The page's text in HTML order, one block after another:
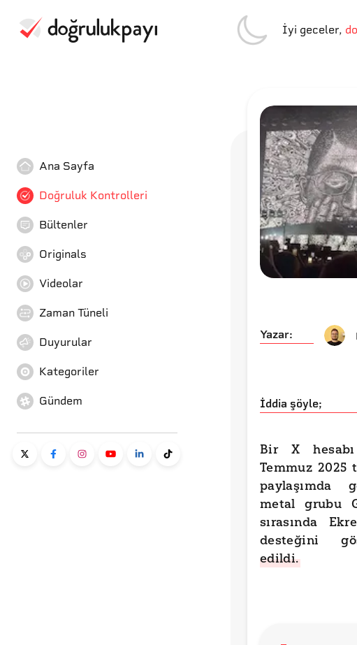
İyi geceler,
Ana Sayfa
Doğruluk Kontrolleri
Bültenler
Originals
Videolar
Zaman Tüneli
Duyurular
Kategoriler
Gündem
Yazar:
İddia şöyle;
Bir X
Temmuz 2025
paylaşımda
metal grubu
sırasında
desteğini
edildi.